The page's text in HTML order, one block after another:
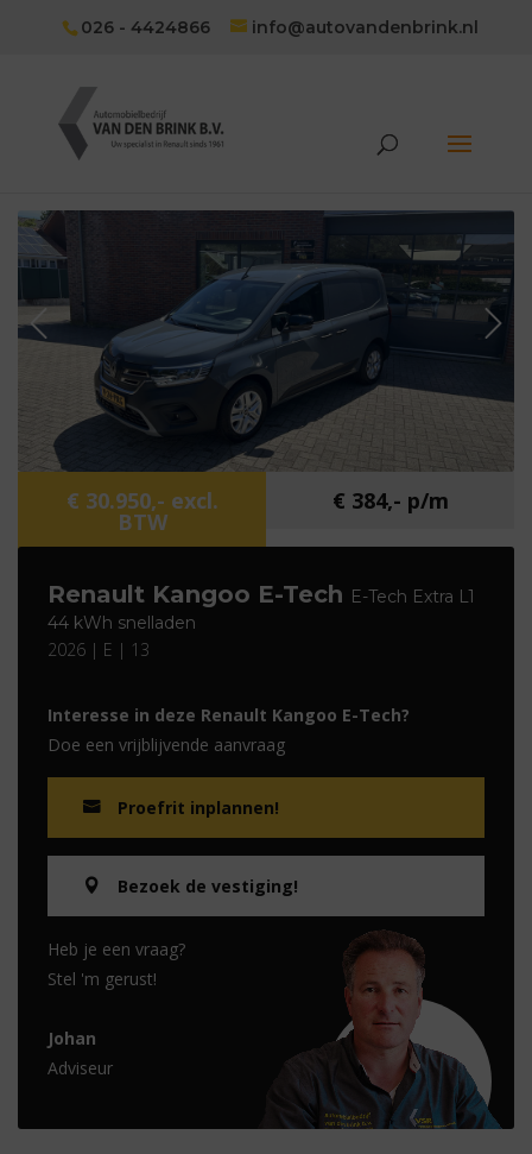
026 - 4424866 info@autovandenbrink.nl
€ 30.950,- excl.
BTW
€ 384,- p/m
Renault Kangoo E-Tech E-Tech Extra L1
44 kWh snelladen
2026 | E | 13
Interesse in deze Renault Kangoo E-Tech?
Doe een vrijblijvende aanvraag
Proefrit inplannen!
Bezoek de vestiging!
Heb je een vraag?
Stel 'm gerust!
Johan
Adviseur